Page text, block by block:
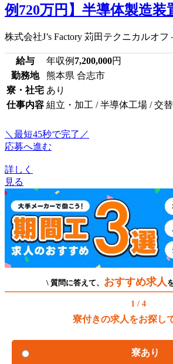
例720万円】半導体製造装
株式会社J’s Factory 苅田テクニカルオフ
給与 年収例 7,200,000円
勤務地
熊本県 合志市
寮・社宅 あり
仕事内容 組立・加工 / 半導体工場 / 交替
＼最短45秒で完了／
応募へ進む
詳しく
見る
\ 質問に答えて、 おすすめ求人
1 / 4
寮付きの求人をお探し
寮あり